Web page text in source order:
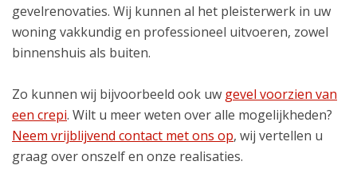
gevelrenovaties. Wij kunnen al het pleisterwerk in uw
woning vakkundig en professioneel uitvoeren, zowel
binnenshuis als buiten.
Zo kunnen wij bijvoorbeeld ook uw gevel voorzien van
een crepi. Wilt u meer weten over alle mogelijkheden?
Neem vrijblijvend contact met ons op, wij vertellen u
graag over onszelf en onze realisaties.